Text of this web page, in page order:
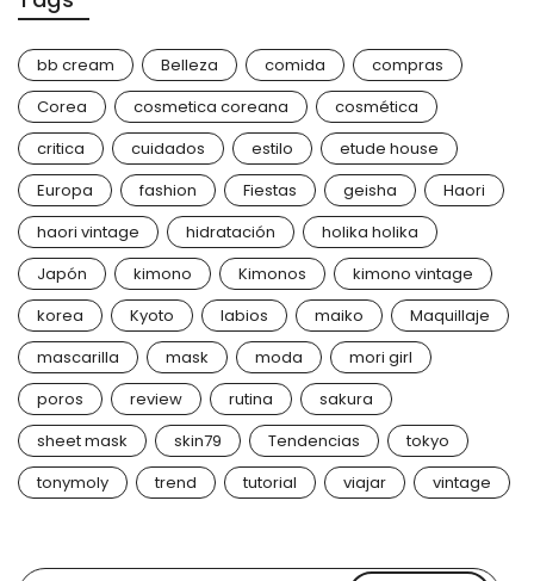
bb cream Belleza comida
compras
Corea
cosmetica coreana
cosmética
critica
cuidados estilo
etude house
Europa
fashion Fiestas geisha
Haori
haori vintage
hidratación
holika holika
Japón
kimono Kimonos
kimono vintage
korea
Kyoto labios maiko
Maquillaje
mascarilla
mask moda
mori girl
poros
review rutina
sakura
sheet mask
skin79 Tendencias
tokyo
tonymoly
trend tutorial viajar vintage